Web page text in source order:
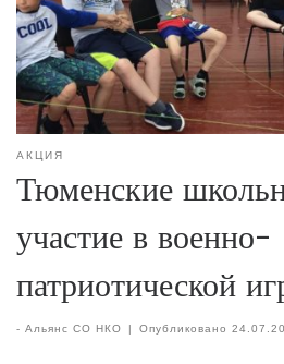
АКЦИЯ
Тюменские
участие в военно-
патриотической
- Альянс СО НКО | Опубликовано